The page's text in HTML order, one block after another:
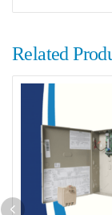
Related